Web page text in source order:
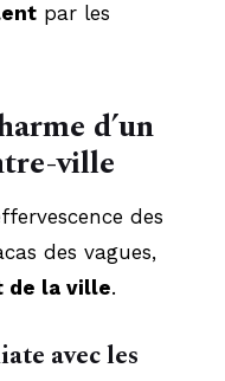
par les
d’un
ville
des
des vagues,
de la ville.
avec les